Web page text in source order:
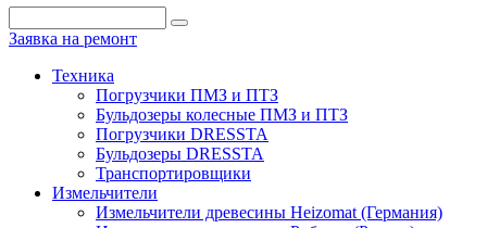
Заявка на ремонт
Техника
Погрузчики ПМЗ и ПТЗ
Бульдозеры колесные ПМЗ и ПТЗ
Погрузчики DRESSTA
Бульдозеры DRESSTA
Транспортировщики
Измельчители
Измельчители древесины Heizomat (Германия)